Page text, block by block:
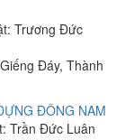
Trương Đức
Đáy, Thành
ĐÔNG NAM
Trần Đức Luân